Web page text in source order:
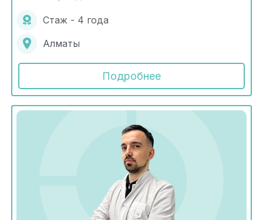
Стаж - 4 года
Алматы
Подробнее